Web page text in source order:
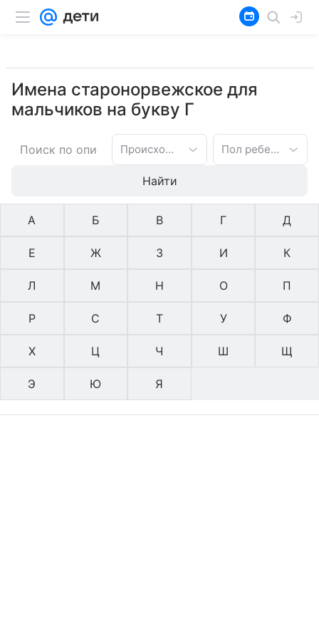
Имена старонорвежское для
мальчиков на букву Г
Происхождение имени Пол ребенка
Найти
А Б В Г Д
Е Ж З И К
Л М Н О П
Р С Т У Ф
Х Ц Ч Ш Щ
Э Ю Я